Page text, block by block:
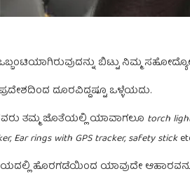
ಒಬ್ಬಂಟಿಯಾಗಿರುವುದನ್ನು ಬಿಟ್ಟು ನಿಮ್ಮ
ದೂರವಿದ್ದಷ್ಟೂ ಒಳ್ಳೆಯದು.
ತಮ್ಮ ಜೊತೆಯಲ್ಲಿ ಯಾವಾಗಲೂ torch
Ear rings with GPS tracker, safety stick
ಹೊರಗಡೆಯಿಂದ ಯಾವುದೇ